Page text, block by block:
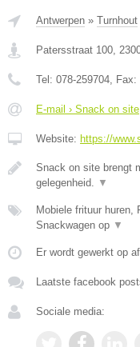
Antwerpen » Turnhout
Patersstraat 100
Tel: 078-259704 , Fax:
E-mail › Snack on site
Website: https://
Snack on site brengt
gelegenheid.
▼
Mobiele frituur huren,
Snackwagen op ▼
Er wordt gewerkt op
Laatste facebook
Sociale media: